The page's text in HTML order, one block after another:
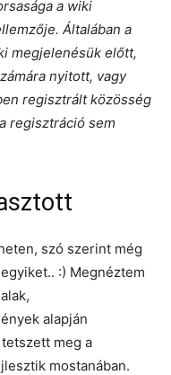
a wiki
Általában a
megjelenésük előtt,
nyitott, vagy
regisztrált közösség
regisztráció sem
szó szerint még
:) Megnéztem
alapján
meg a
mostanában.